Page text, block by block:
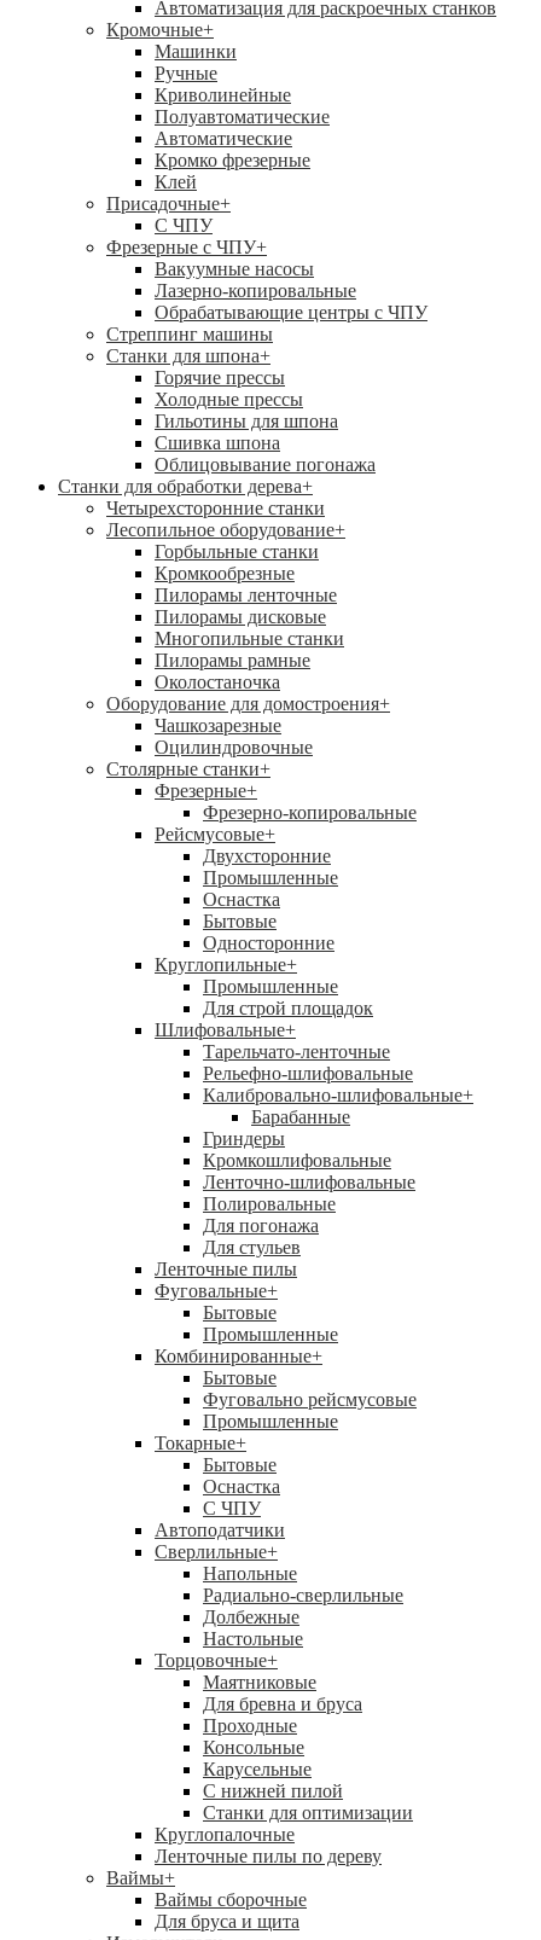
Автоматизация для раскроечных станков
Кромочные+
Машинки
Ручные
Криволинейные
Полуавтоматические
Автоматические
Кромко фрезерные
Клей
Присадочные+
С ЧПУ
Фрезерные с ЧПУ+
Вакуумные насосы
Лазерно-копировальные
Обрабатывающие центры с ЧПУ
Стреппинг машины
Станки для шпона+
Горячие прессы
Холодные прессы
Гильотины для шпона
Сшивка шпона
Облицовывание погонажа
Станки для обработки дерева+
Четырехсторонние станки
Лесопильное оборудование+
Горбыльные станки
Кромкообрезные
Пилорамы ленточные
Пилорамы дисковые
Многопильные станки
Пилорамы рамные
Околостаночка
Оборудование для домостроения+
Чашкозарезные
Оцилиндровочные
Столярные станки+
Фрезерные+
Фрезерно-копировальные
Рейсмусовые+
Двухсторонние
Промышленные
Оснастка
Бытовые
Односторонние
Круглопильные+
Промышленные
Для строй площадок
Шлифовальные+
Тарельчато-ленточные
Рельефно-шлифовальные
Калибровально-шлифовальные+
Барабанные
Гриндеры
Кромкошлифовальные
Ленточно-шлифовальные
Полировальные
Для погонажа
Для стульев
Ленточные пилы
Фуговальные+
Бытовые
Промышленные
Комбинированные+
Бытовые
Фуговально рейсмусовые
Промышленные
Токарные+
Бытовые
Оснастка
С ЧПУ
Автоподатчики
Сверлильные+
Напольные
Радиально-сверлильные
Долбежные
Настольные
Торцовочные+
Маятниковые
Для бревна и бруса
Проходные
Консольные
Карусельные
С нижней пилой
Станки для оптимизации
Круглопалочные
Ленточные пилы по дереву
Ваймы+
Ваймы сборочные
Для бруса и щита